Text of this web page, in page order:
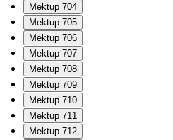
Mektup 704
Mektup 705
Mektup 706
Mektup 707
Mektup 708
Mektup 709
Mektup 710
Mektup 711
Mektup 712